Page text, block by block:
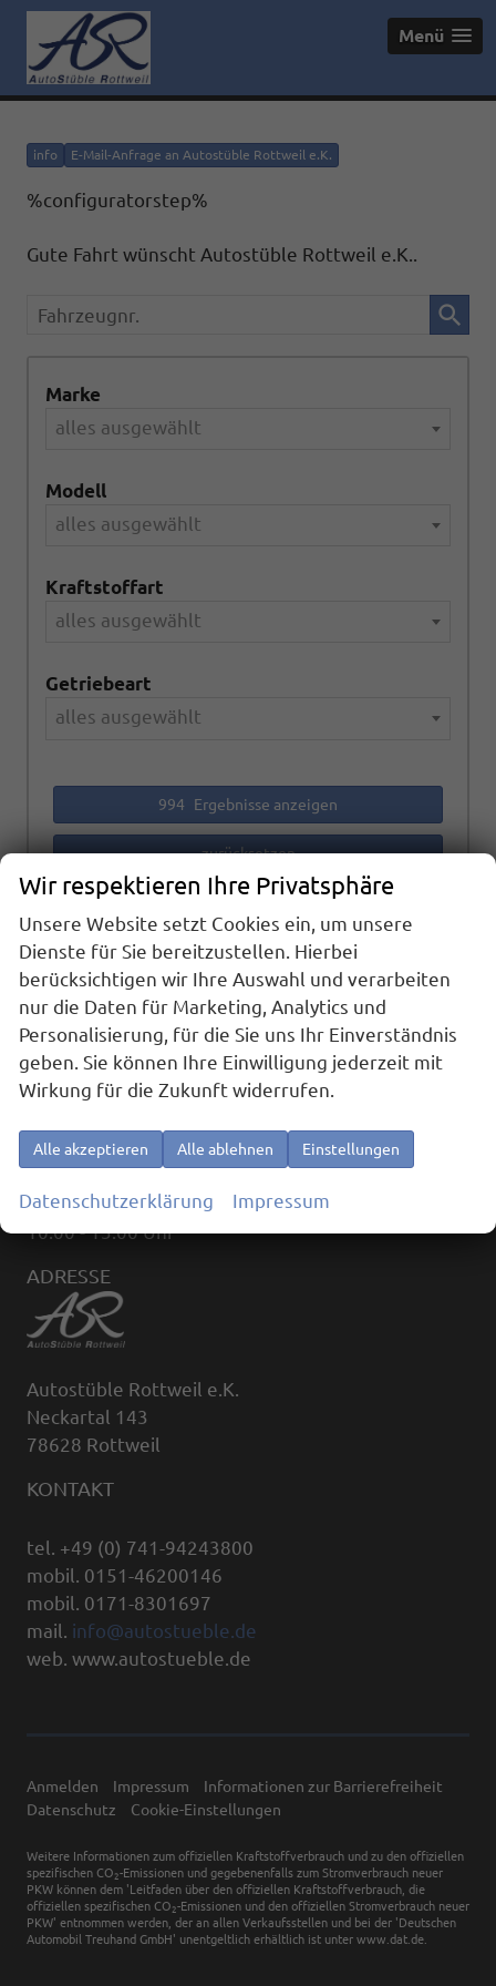
Menü
info E-Mail-Anfrage an Autostüble Rottweil e.K.
%configuratorstep%
Gute Fahrt wünscht Autostüble Rottweil e.K..
Fahrzeugnr.
Marke
alles ausgewählt
Modell
alles ausgewählt
Kraftstoffart
alles ausgewählt
Getriebeart
alles ausgewählt
994 Ergebnisse anzeigen
zurücksetzen
Anmelden
ÖFFNUNGSZEITEN
09:00 - 18:00
Samstag:
10:00 - 13:00 Uhr
ADRESSE
Autostüble Rottweil e.K.
Neckartal 143
78628 Rottweil
KONTAKT
tel. +49 (0) 741-94243800
mobil. 0151-46200146
mobil. 0171-8301697
mail. info@autostueble.de
web. www.autostueble.de
Anmelden Impressum
Informationen zur Barrierefreiheit
Datenschutz
Cookie-Einstellungen
Weitere Informationen zum offiziellen Kraftstoffverbrauch und zu den offiziellen
spezifischen CO 2-Emissionen und gegebenenfalls zum Stromverbrauch neuer
PKW können dem 'Leitfaden über den offiziellen Kraftstoffverbrauch, die
offiziellen spezifischen CO 2-Emissionen und den offiziellen Stromverbrauch neuer
PKW' entnommen werden, der an allen Verkaufsstellen und bei der 'Deutschen
Automobil Treuhand GmbH' unentgeltlich erhältlich ist unter www.dat.de.
Wir respektieren Ihre Privatsphäre
Unsere Website setzt Cookies ein, um unsere
Dienste für Sie bereitzustellen. Hierbei
berücksichtigen wir Ihre Auswahl und verarbeiten
nur die Daten für Marketing, Analytics und
Personalisierung, für die Sie uns Ihr Einverständnis
geben. Sie können Ihre Einwilligung jederzeit mit
Wirkung für die Zukunft widerrufen.
Alle akzeptieren Alle ablehnen Einstellungen
Datenschutzerklärung Impressum